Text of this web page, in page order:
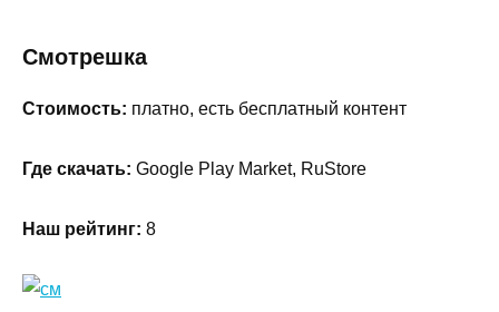
Смотрешка
Стоимость: платно, есть бесплатный контент
Где скачать: Google Play Market, RuStore
Наш рейтинг: 8